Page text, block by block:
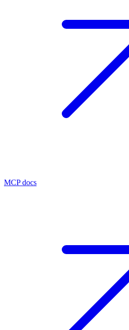
MCP docs